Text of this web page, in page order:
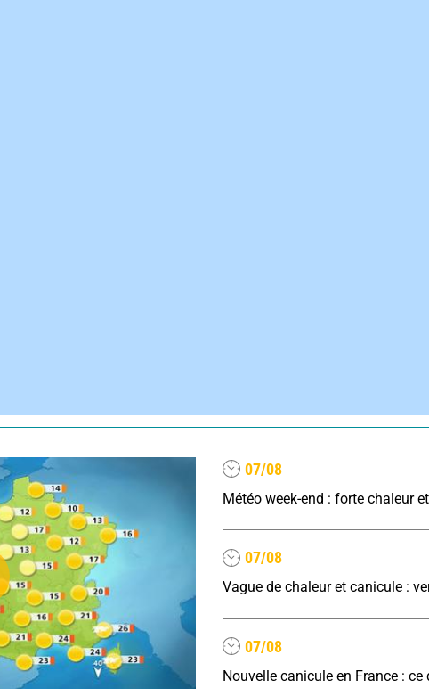
07/08
Météo week-end : forte chaleur
07/08
07/08
Nouvelle canicule en France :